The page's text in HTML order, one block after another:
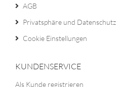
AGB
Privatsphäre und Datenschutz
Cookie Einstellungen
KUNDENSERVICE
Als Kunde registrieren